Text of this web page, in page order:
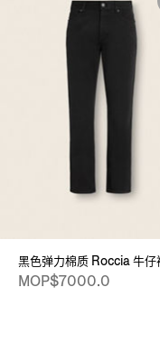
黑色弹力棉质 Roccia 牛仔
MOP$7000.0